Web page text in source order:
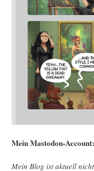
Mein Mast­o­don-Account:
Mein Blog ist aktu­ell